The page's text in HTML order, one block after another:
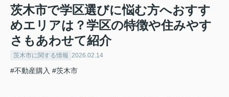
茨木市で学区選びに悩む方へおすす
めエリアは？学区の特徴や住みやす
さもあわせて紹介
茨木市に関する情報 2026.02.14
#不動産購入 #茨木市